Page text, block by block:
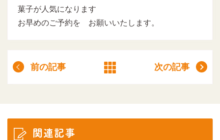
菓子が人気になります
お早めのご予約を お願いいたします。
前の記事 次の記事
関連記事